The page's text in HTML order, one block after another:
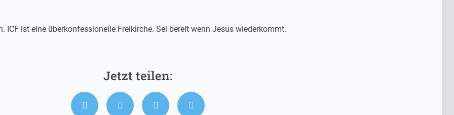
ICF ist eine überkonfessionelle Freikirche. Sei bereit wenn Jesus wiederkommt.